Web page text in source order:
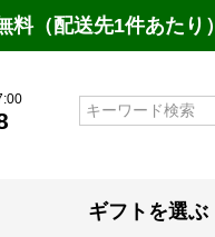
（配送先1件あたり）
ギフトを選ぶ